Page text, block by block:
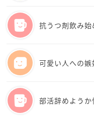
抗うつ剤飲み
可愛い人への
部活辞めようか